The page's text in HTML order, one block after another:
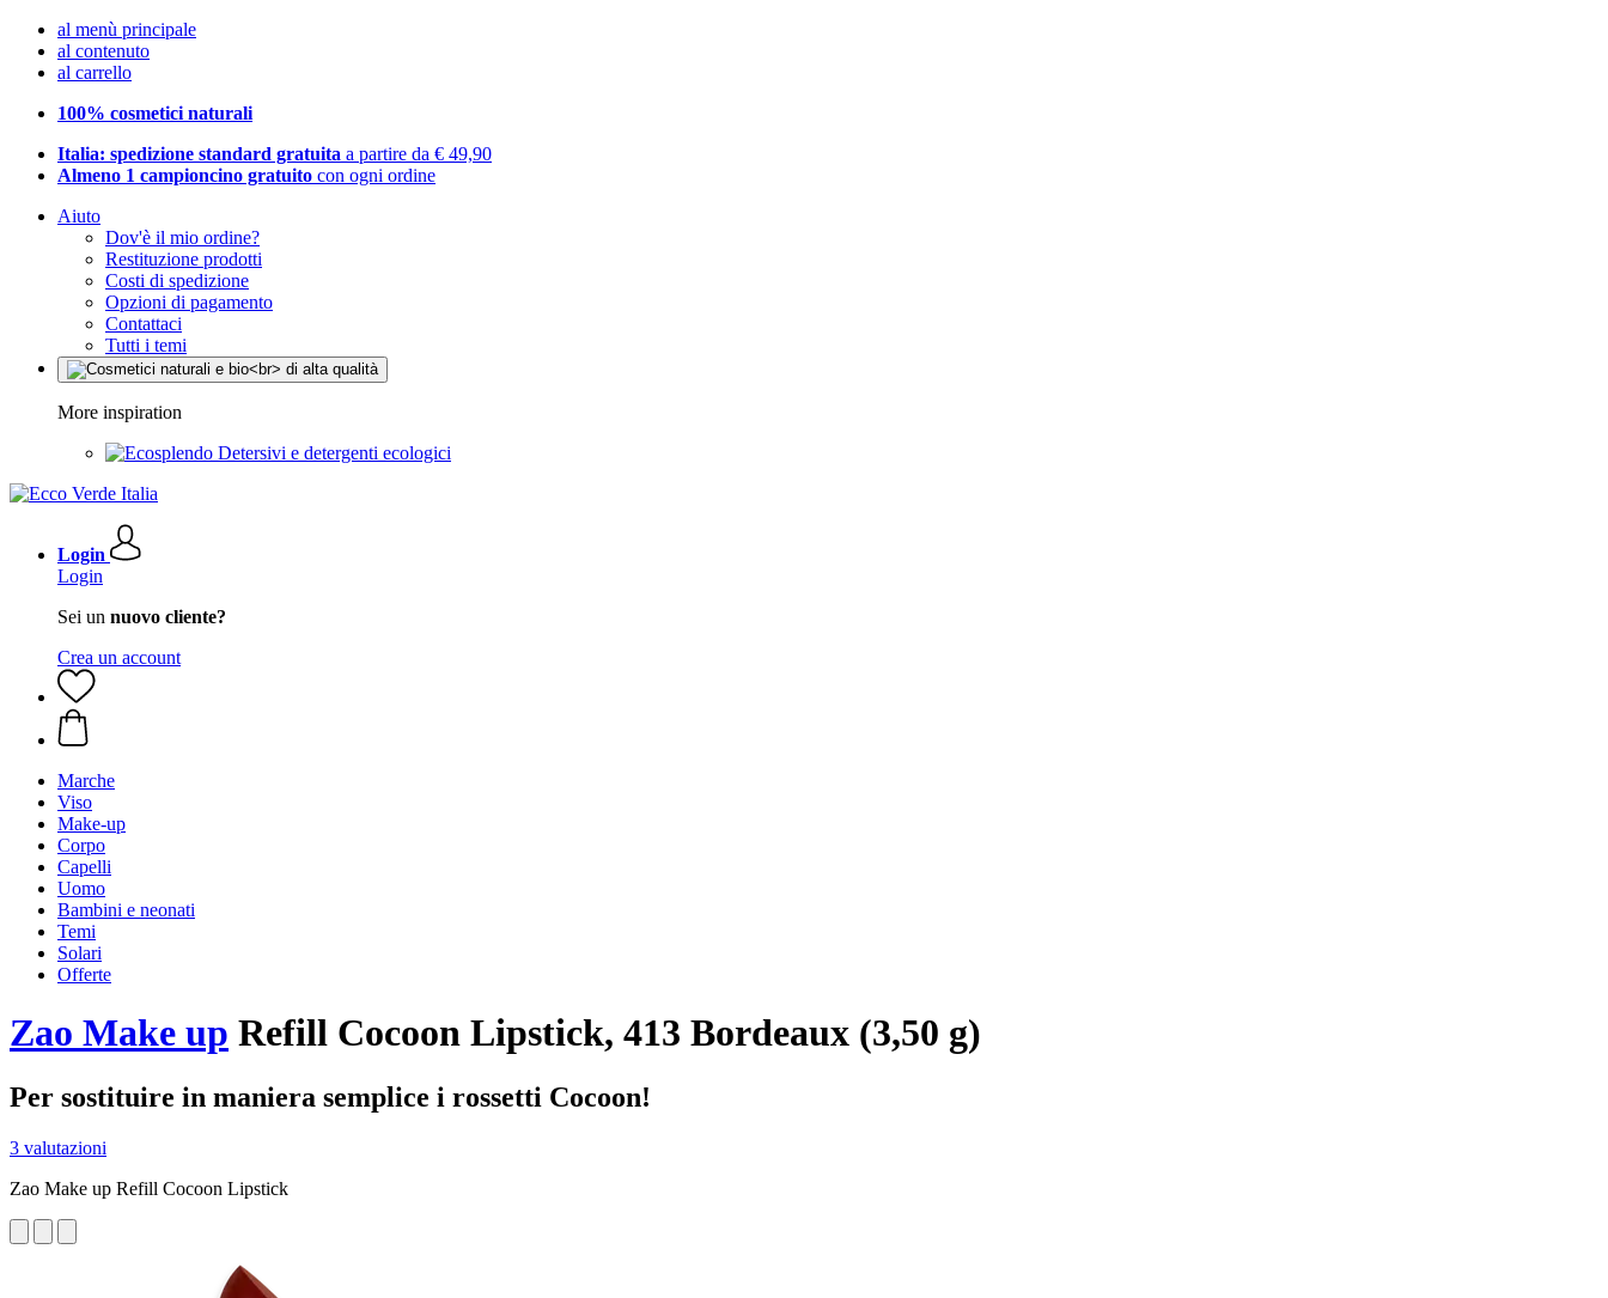
al menù principale
al contenuto
al carrello
100% cosmetici naturali
Italia: spedizione standard gratuita a partire da € 49,90
Almeno 1 campioncino gratuito con ogni ordine
Aiuto
Dov'è il mio ordine?
Restituzione prodotti
Costi di spedizione
Opzioni di pagamento
Contattaci
Tutti i temi
More inspiration
Detersivi e detergenti ecologici
Login
Login
Sei un nuovo cliente?
Crea un account
Marche
Viso
Make-up
Corpo
Capelli
Uomo
Bambini e neonati
Temi
Solari
Offerte
Zao Make up Refill Cocoon Lipstick, 413 Bordeaux (3,50 g)
Per sostituire in maniera semplice i rossetti Cocoon!
3 valutazioni
Zao Make up Refill Cocoon Lipstick